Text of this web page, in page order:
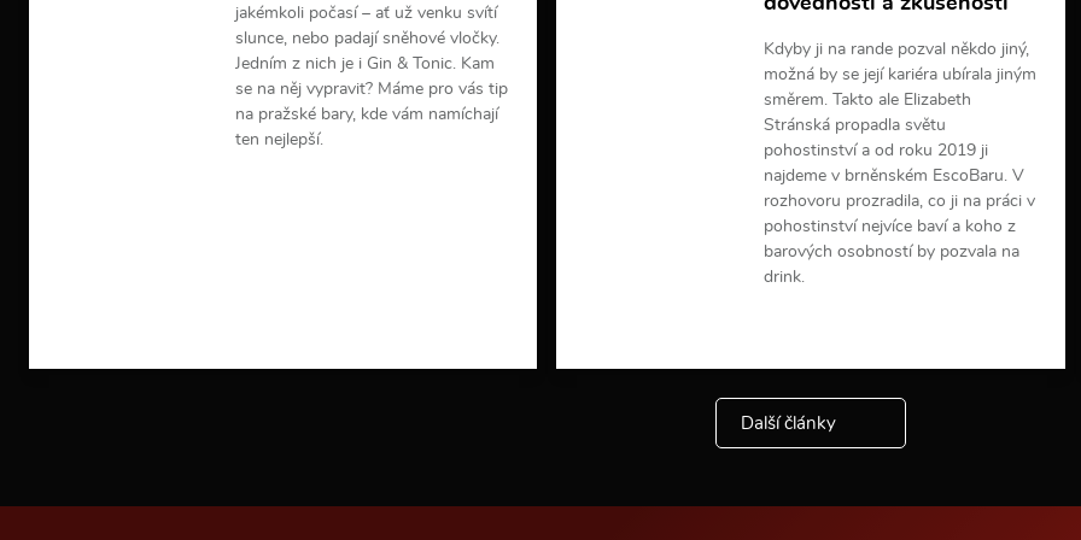
jakémkoli počasí – ať už venku svítí
slunce, nebo padají sněhové vločky.
Jedním z nich je i Gin & Tonic. Kam
se na něj vypravit? Máme pro vás tip
na pražské bary, kde vám namíchají
ten nejlepší.
r
Kdyby ji na rande pozval někdo jiný,
možná by se její kariéra ubírala jiným
směrem. Takto ale Elizabeth
Stránská propadla světu
pohostinství a od roku 2019 ji
najdeme v brněnském EscoBaru. V
rozhovoru prozradila, co ji na práci v
pohostinství nejvíce baví a koho z
barových osobností by pozvala na
drink.
c
e
i
r
Další články